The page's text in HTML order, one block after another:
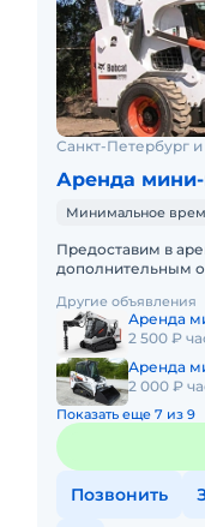
Санкт-Петербург
Аренда мини-
Минимальное
Предоставим в
дополнительным
Минимальный
Другие объявления
Аренда
2 500 ₽
Аренда
2 000 ₽
Показать еще 7 из 9
Позвонить